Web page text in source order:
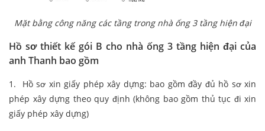
Mặt bằng công năng các tầng trong nhà ống 3 tầng hiện đại
Hồ sơ thiết kế gói B cho nhà ống 3 tầng hiện đại của
anh Thanh bao gồm
1. Hồ sơ xin giấy phép xây dựng: bao gồm đầy đủ hồ sơ xin
phép xây dựng theo quy định (không bao gồm thủ tục đi xin
giấy phép xây dựng)